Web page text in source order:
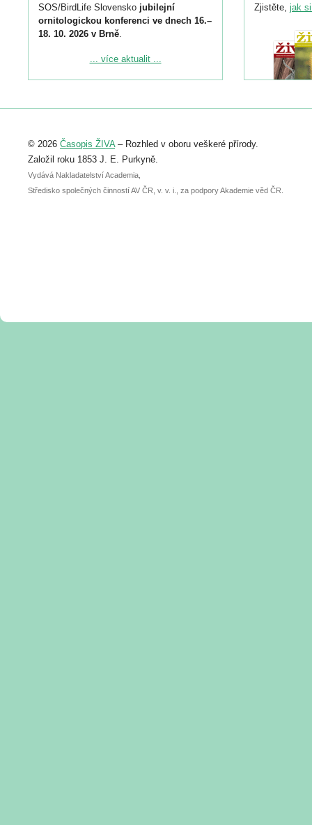
SOS/BirdLife Slovensko jubilejní
ornitologickou konferenci ve dnech 16.–
18. 10. 2026 v Brně.
Podrobnější informace ke konferenci
Registrovat se můžete do 6. září.
abstraktu přihlášené přednášky nebo
posteru je už 30. června.
... více aktualit ...
Zjistěte, jak
© 2026 Časopis ŽIVA– Rozhled v oboru veškeré přírody.
Založil roku 1853 J. E. Purkyně.
Vydává Nakladatelství Academia,
Středisko společných činností AV ČR, v. v. i., za podpory Akademie věd ČR.